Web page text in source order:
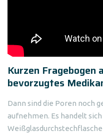
Kurzen Fragebogen
bevorzugtes
Dann sind die Poren noch
aufnehmen. Es handelt sich